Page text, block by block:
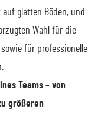
glatten Böden, und
Wahl für die
für professionelle
Teams – von
größeren